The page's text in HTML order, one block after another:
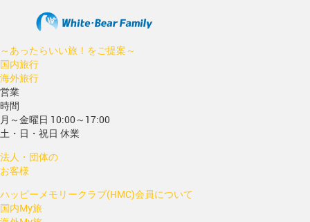
～あったらいい旅！をご提案～
国内旅行
海外旅行
営業
時間
月～金曜日 10:00～17:00
土・日・祝日 休業
法人・団体の
お客様
ハッピーメモリークラブ(HMC)会員について
国内My旅